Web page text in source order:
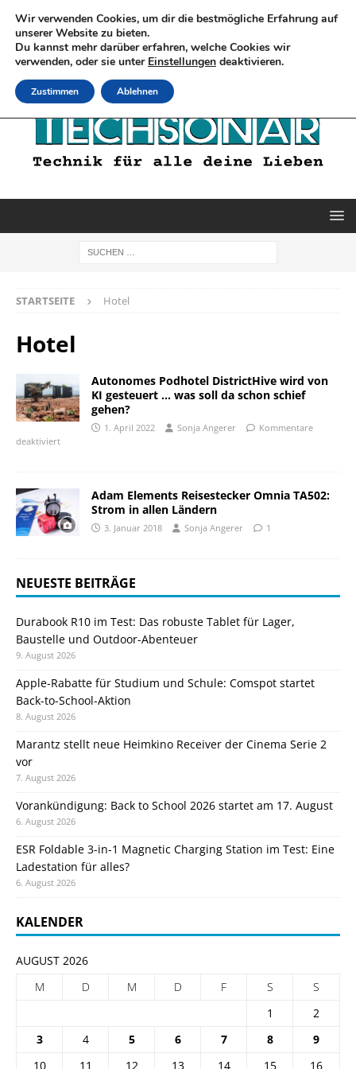
STARTSEITE Hotel
Hotel
Autonomes Podhotel DistrictHive wird von
KI gesteuert … was soll da schon schief
gehen?
1. April 2022 Sonja Angerer
Kommentare
deaktiviert
Adam Elements Reisestecker Omnia TA502:
Strom in allen Ländern
3. Januar 2018 Sonja Angerer 1
NEUESTE BEITRÄGE
Durabook R10 im Test: Das robuste Tablet für Lager,
Baustelle und Outdoor-Abenteuer
9. August 2026
Apple-Rabatte für Studium und Schule: Comspot startet
Back-to-School-Aktion
8. August 2026
Marantz stellt neue Heimkino Receiver der Cinema Serie 2
vor
7. August 2026
Vorankündigung: Back to School 2026 startet am 17. August
6. August 2026
ESR Foldable 3-in-1 Magnetic Charging Station im Test: Eine
Ladestation für alles?
6. August 2026
KALENDER
AUGUST 2026
M
D M D F S
S
1
2
3
4 5 6 7 8
9
10
11 12 13 14 15 16
Wir verwenden Cookies, um dir die bestmögliche Erfahrung auf
unserer Website zu bieten.
Du kannst mehr darüber erfahren, welche Cookies wir
verwenden, oder sie unter Einstellungen deaktivieren.
Zustimmen Ablehnen